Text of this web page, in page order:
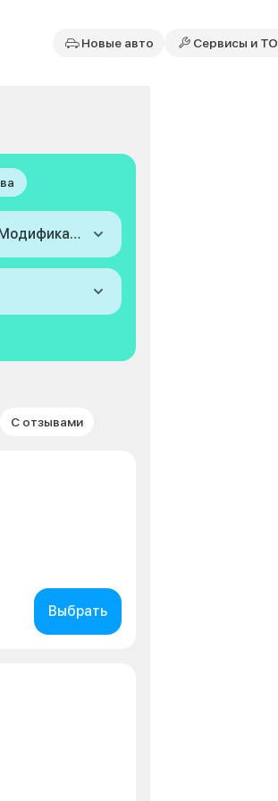
Новые авто Сервисы и ТО
Модификация
С отзывами
Выбрать